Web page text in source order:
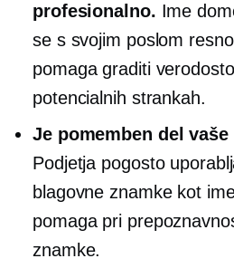
profesionalno. Ime
se s svojim poslom
pomaga graditi
potencialnih strankah.
Je pomemben del
Podjetja pogosto
blagovne znamke kot
pomaga pri
znamke.